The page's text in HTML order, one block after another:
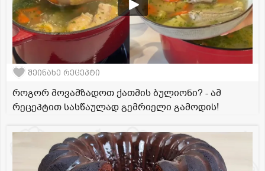
შეინახე რეცეპტი
როგორ მოვამზადოთ ქათმის ბულიონი? - ამ
რეცეპტით სასწაულად გემრიელი გამოდის!